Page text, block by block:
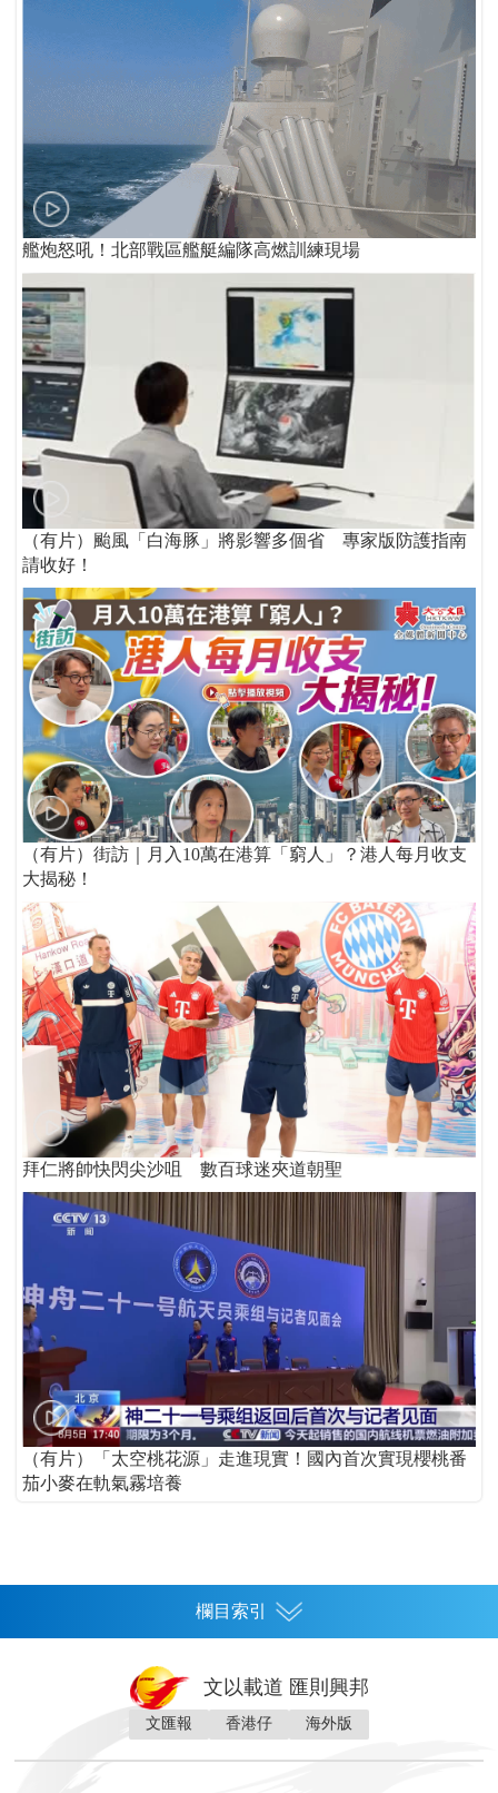
艦炮怒吼！北部戰區艦艇編隊高燃訓練現場
（有片）颱風「白海豚」將影響多個省 專家版防護指南
請收好！
（有片）街訪｜月入10萬在港算「窮人」？港人每月收支
大揭秘！
拜仁將帥快閃尖沙咀 數百球迷夾道朝聖
（有片）「太空桃花源」走進現實！國內首次實現櫻桃番
茄小麥在軌氣霧培養
欄目索引
灣區人
文以載道 匯則興邦
文匯報 香港仔 海外版